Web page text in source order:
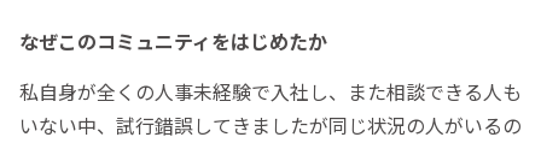
なぜこのコミュニティをはじめたか
私自身が全くの人事未経験で入社し、また相談できる人も
いない中、試行錯誤してきましたが同じ状況の人がいるの